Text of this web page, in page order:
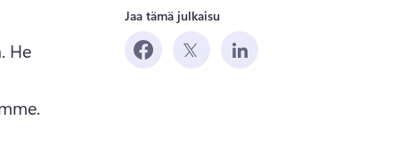
He
Jaa tämä julkaisu